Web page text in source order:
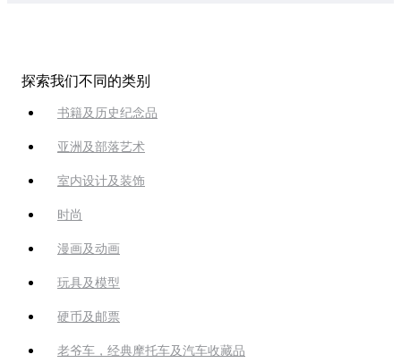
探索我们不同的类别
书籍及历史纪念品
亚洲及部落艺术
室内设计及装饰
时尚
漫画及动画
玩具及模型
硬币及邮票
老爷车，经典摩托车及汽车收藏品